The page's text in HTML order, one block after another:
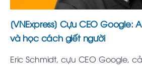
[VNExpress] Cựu CEO Google:
và học cách giết người
Eric Schmidt, cựu CEO Google,